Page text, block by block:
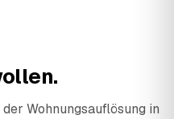
Wohnungsauflösung in